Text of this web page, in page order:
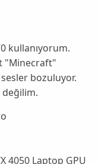
kullanıyorum.
"Minecraft"
bozuluyor.
4050 Laptop GPU